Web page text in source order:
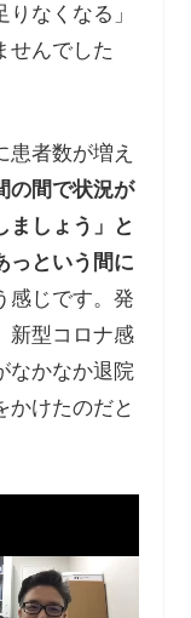
なくなる」
せんでした
者数が増え
の間で状況が
ましょう」と
っという間に
感じです。発
新型コロナ感
なかなか退院
かけたのだと